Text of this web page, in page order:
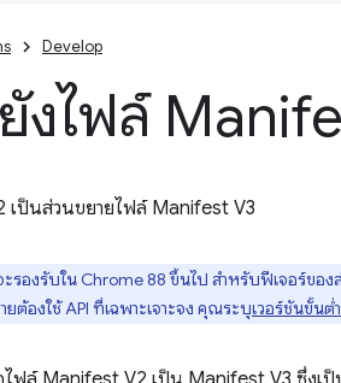
Develop
งไฟล์
เป็นส่วนขยายไฟล์ Manifest V3
รองรับใน Chrome 88 ขึ้นไป สำหรับฟีเจอร์ขอ
ยต้องใช้ API ที่เฉพาะเจาะจง คุณระบุเวอร์ชันขั้นต่